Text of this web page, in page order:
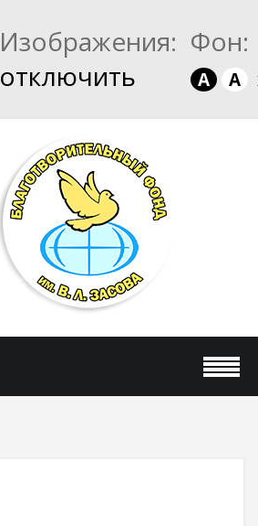
Изображения:
отключить
Фон:
A A